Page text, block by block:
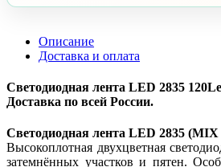
Описание
Доставка и оплата
Светодиодная лента LED 2835
Доставка по всей России.
Светодиодная лента LED 2835
Высокоплотная двухцветная
затемнённых участков и пятен.